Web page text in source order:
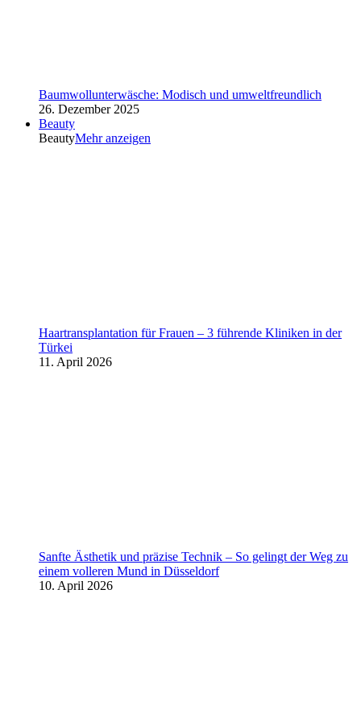
Baumwollunterwäsche: Modisch und umweltfreundlich
26. Dezember 2025
Beauty
BeautyMehr anzeigen
Haartransplantation für Frauen – 3 führende Kliniken in der
Türkei
11. April 2026
Sanfte Ästhetik und präzise Technik – So gelingt der Weg zu
einem volleren Mund in Düsseldorf
10. April 2026